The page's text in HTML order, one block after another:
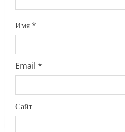
Имя*
Email *
Сайт